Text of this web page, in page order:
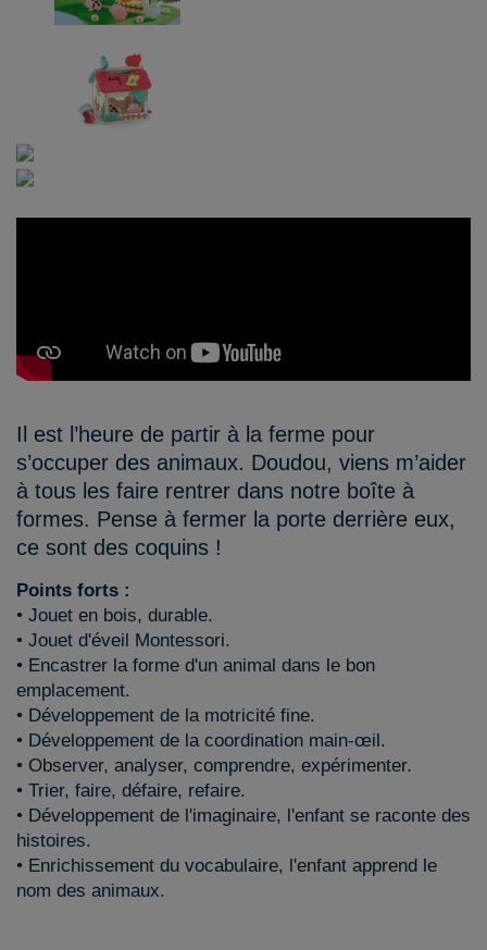
Il est l’heure de partir à la ferme pour
s’occuper des animaux. Doudou, viens m’aider
à tous les faire rentrer dans notre boîte à
formes. Pense à fermer la porte derrière eux,
ce sont des coquins !
Points forts :
• Jouet en bois, durable.
• Jouet d'éveil Montessori.
• Encastrer la forme d'un animal dans le bon
emplacement.
• Développement de la motricité fine.
• Développement de la coordination main-œil.
• Observer, analyser, comprendre, expérimenter.
• Trier, faire, défaire, refaire.
• Développement de l'imaginaire, l'enfant se raconte des
histoires.
• Enrichissement du vocabulaire, l'enfant apprend le
nom des animaux.